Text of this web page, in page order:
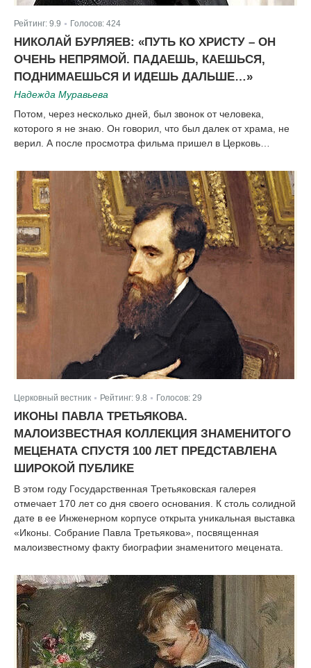
Рейтинг: 9.9 Голосов: 424
НИКОЛАЙ БУРЛЯЕВ: «ПУТЬ КО ХРИСТУ – ОН
ОЧЕНЬ НЕПРЯМОЙ. ПАДАЕШЬ, КАЕШЬСЯ,
ПОДНИМАЕШЬСЯ И ИДЕШЬ ДАЛЬШЕ…»
Надежда Муравьева
Потом, через несколько дней, был звонок от человека,
которого я не знаю. Он говорил, что был далек от храма, не
верил. А после просмотра фильма пришел в Церковь…
Церковный вестник | Рейтинг: 9.8 Голосов: 29
ИКОНЫ ПАВЛА ТРЕТЬЯКОВА.
МАЛОИЗВЕСТНАЯ КОЛЛЕКЦИЯ ЗНАМЕНИТОГО
МЕЦЕНАТА СПУСТЯ 100 ЛЕТ ПРЕДСТАВЛЕНА
ШИРОКОЙ ПУБЛИКЕ
В этом году Государственная Третьяковская галерея
отмечает 170 лет со дня своего основания. К столь солидной
дате в ее Инженерном корпусе открыта уникальная выставка
«Иконы. Собрание Павла Третьякова», посвященная
малоизвестному факту биографии знаменитого мецената.